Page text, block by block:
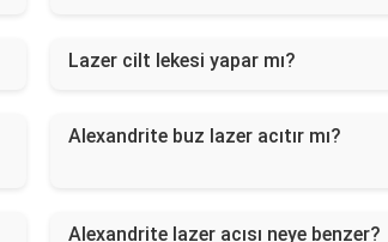
Lazer cilt lekesi yapar mı?
Alexandrite buz lazer acıtır mı?
Alexandrite lazer acısı neye benzer?